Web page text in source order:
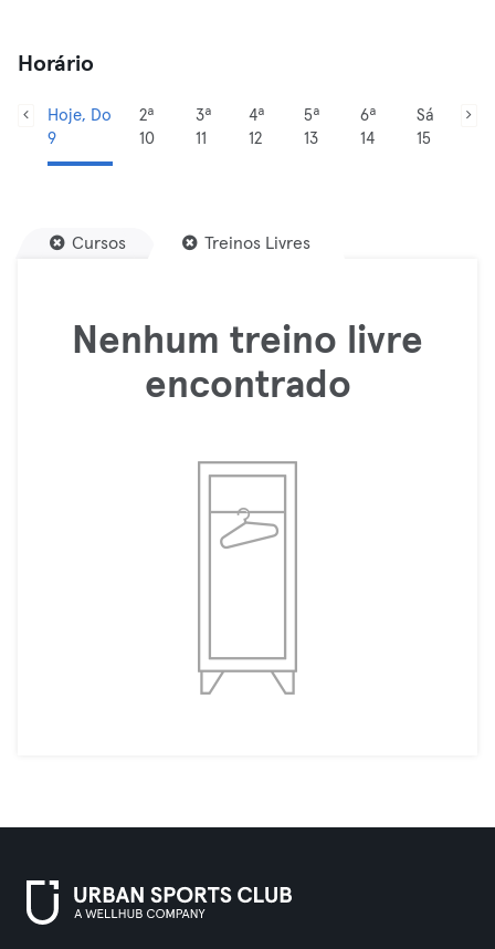
Horário
Hoje, Do
9
2ª
10
3ª
11
4ª
12
5ª
13
6ª
14
Sá
15
Cursos Treinos Livres
Nenhum treino livre
encontrado